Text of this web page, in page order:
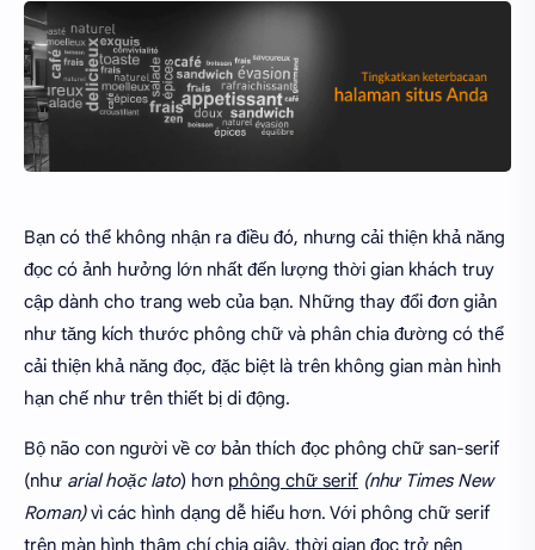
Bạn có thể không nhận ra điều đó, nhưng cải thiện khả năng
đọc có ảnh hưởng lớn nhất đến lượng thời gian khách truy
cập dành cho trang web của bạn. Những thay đổi đơn giản
như tăng kích thước phông chữ và phân chia đường có thể
cải thiện khả năng đọc, đặc biệt là trên không gian màn hình
hạn chế như trên thiết bị di động.
Bộ não con người về cơ bản thích đọc phông chữ san-serif
(như arial hoặc lato) hơn phông chữ serif (như Times New
Roman)vì các hình dạng dễ hiểu hơn. Với phông chữ serif
trên màn hình thậm chí chia giây, thời gian đọc trở nên